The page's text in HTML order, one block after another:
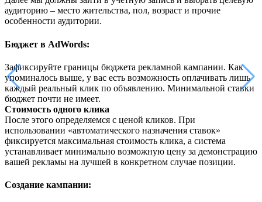
аудиторию – место жительства, пол, возраст и прочие
особенности аудитории.
Бюджет в AdWords:
Зафиксируйте границы бюджета рекламной кампании. Как
упоминалось выше, у вас есть возможность оплачивать лишь
каждый реальный клик по объявлению. Минимальной ставки
бюджет почти не имеет.
Стоимость одного клика
После этого определяемся с ценой кликов. При
использовании «автоматического назначения ставок»
фиксируется максимальная стоимость клика, а система
устанавливает минимально возможную цену за демонстрацию
вашей рекламы на лучшей в конкретном случае позиции.
Создание кампании: